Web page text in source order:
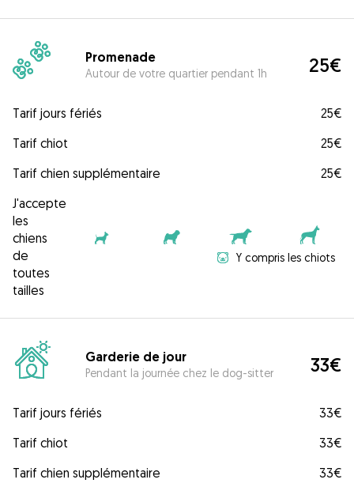
Promenade
Autour de votre quartier pendant 1h 25€
Tarif jours fériés
25€
Tarif chiot
25€
Tarif chien supplémentaire
25€
J'accepte
les
chiens
de
toutes
tailles
Y compris les chiots
Garderie de jour
Pendant la journée chez le dog-sitter 33€
Tarif jours fériés
33€
Tarif chiot
33€
Tarif chien supplémentaire
33€